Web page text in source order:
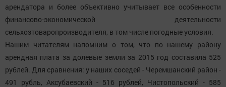
арендатора и более объективно учитывает все особенности
финансово-экономической деятельности
сельхозтоваропроизводителя, в том числе погодные условия.
Нашим читателям напомним о том, что по нашему району
арендная плата за долевые земли за 2015 год составила 525
рублей. Для сравнения: у наших соседей - Черемшанский район -
491 рубль, Аксубаевский - 516 рублей, Чистопольский - 585